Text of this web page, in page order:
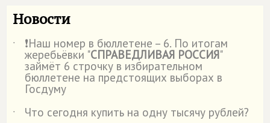
Новости
˙ ❗Наш номер в бюллетене – 6. По итогам
жеребьёвки "СПРАВЕДЛИВАЯ РОССИЯ"
займёт 6 строчку в избирательном
бюллетене на предстоящих выборах в
Госдуму
˙
Что сегодня купить на одну тысячу рублей?